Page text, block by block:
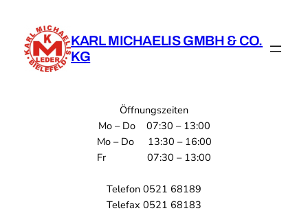
springen
KARL MICHAELIS GMBH & CO.
KG
Öffnungszeiten
Mo – Do 07:30 – 13:00
Mo – Do 13:30 – 16:00
Fr 07:30 – 13:00
Telefon 0521 68189
Telefax 0521 68183